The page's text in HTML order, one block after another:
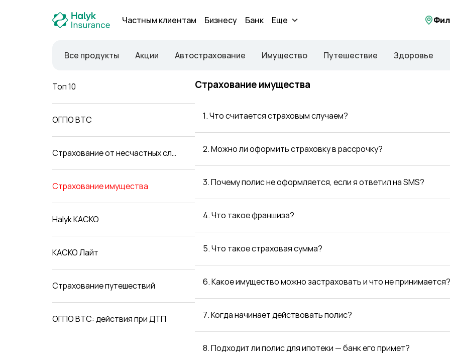
Частным клиентам Бизнесу Банк Еще
Все продукты Акции Автострахование Имущество Путешествие Здоровье
Топ 10
ОГПО ВТС
Страхование от несчастных случаев
Страхование имущества
Halyk КАСКО
КАСКО Лайт
Страхование путешествий
ОГПО ВТС: действия при ДТП
Страхование имущества
1. Что считается страховым случаем?
2. Можно ли оформить страховку в рассрочку?
3. Почему полис не оформляется, если я ответил на SMS?
4. Что такое франшиза?
5. Что такое страховая сумма?
6. Какое имущество можно застраховать и что не принимается?
7. Когда начинает действовать полис?
8. Подходит ли полис для ипотеки — банк его примет?